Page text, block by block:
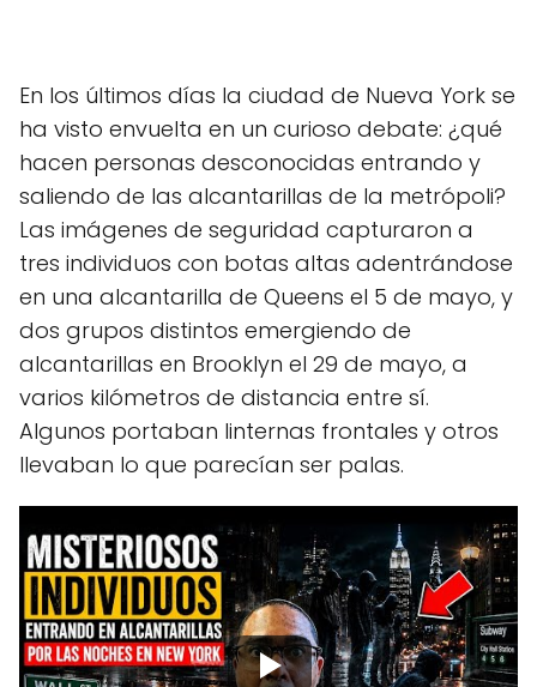
En los últimos días la ciudad de Nueva York se
ha visto envuelta en un curioso debate: ¿qué
hacen personas desconocidas entrando y
saliendo de las alcantarillas de la metrópoli?
Las imágenes de seguridad capturaron a
tres individuos con botas altas adentrándose
en una alcantarilla de Queens el 5 de mayo, y
dos grupos distintos emergiendo de
alcantarillas en Brooklyn el 29 de mayo, a
varios kilómetros de distancia entre sí.
Algunos portaban linternas frontales y otros
llevaban lo que parecían ser palas.